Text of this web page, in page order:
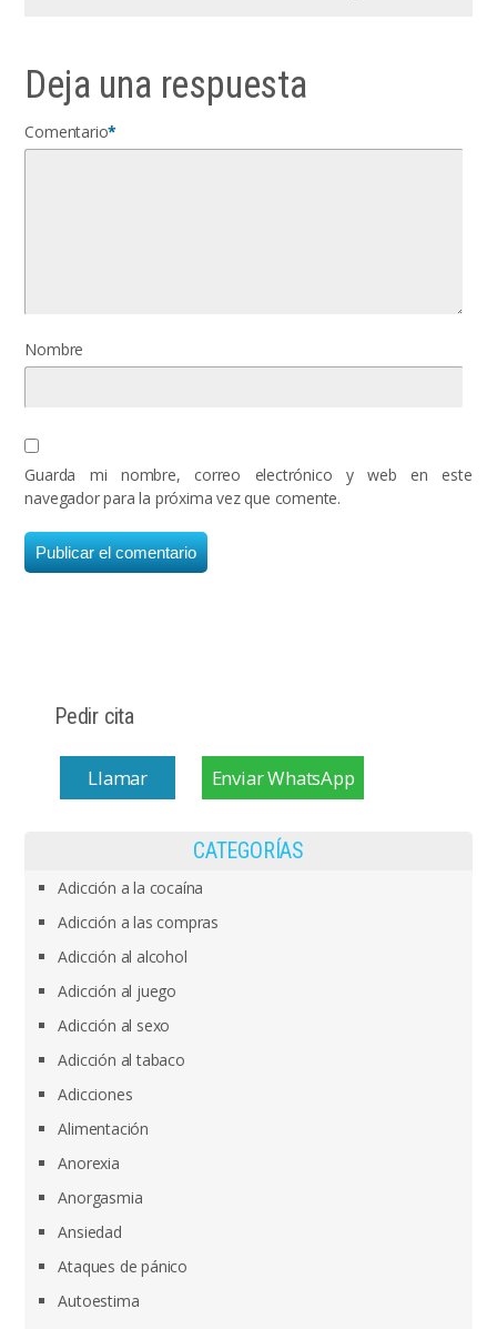
Deja una respuesta
Comentario*
Nombre
Guarda mi nombre, correo electrónico y web en este
navegador para la próxima vez que comente.
Pedir cita
Llamar Enviar WhatsApp
CATEGORÍAS
Adicción a la cocaína
Adicción a las compras
Adicción al alcohol
Adicción al juego
Adicción al sexo
Adicción al tabaco
Adicciones
Alimentación
Anorexia
Anorgasmia
Ansiedad
Ataques de pánico
Autoestima